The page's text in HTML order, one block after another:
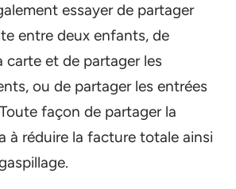
essayer de partager
entre deux enfants, de
carte et de partager les
ou de partager les entrées
façon de partager la
à réduire la facture totale ainsi